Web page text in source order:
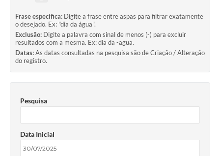
Frase específica: Digite a frase entre aspas para filtrar exatamente
o desejado. Ex: "dia da água".
Exclusão: Digite a palavra com sinal de menos (-) para excluir
resultados com a mesma. Ex: dia da -agua.
Datas:As datas consultadas na pesquisa são de Criação / Alteração
do registro.
Pesquisa
Data Inicial